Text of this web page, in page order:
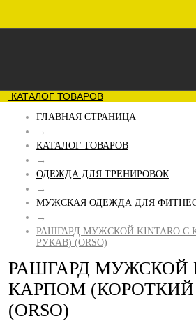
КАТАЛОГ ТОВАРОВ
ГЛАВНАЯ СТРАНИЦА
→
КАТАЛОГ ТОВАРОВ
→
ОДЕЖДА ДЛЯ ТРЕНИРОВОК
→
МУЖСКАЯ ОДЕЖДА ДЛЯ
→
РАШГАРД МУЖСКОЙ KINTARO
РУКАВ) (ORSO)
РАШГАРД МУЖСКОЙ
КАРПОМ (КОРОТКИЙ
(ORSO)